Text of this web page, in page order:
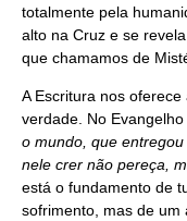
totalmente pela
alto na Cruz e se
que chamamos de
A Escritura nos
verdade. No
o mundo, que
nele crer não pereça,
está o fundamento de
sofrimento, mas de um